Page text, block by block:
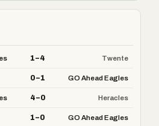
1–4 Twente
0–1 GO Ahead Eagles
4–0 Heracles
1–0 GO Ahead Eagles